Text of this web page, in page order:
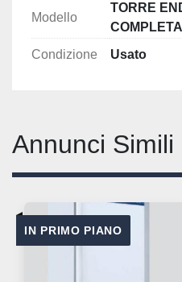
Modello
TORRE
COMPLETA
Condizione
Usato
Annunci Simili
IN PRIMO PIANO